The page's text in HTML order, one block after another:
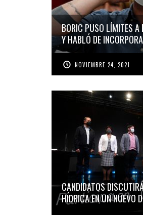
BORIC PUSO LÍMITES A
Y HABLÓ DE
NOVIEMBRE 24, 2021
CANDIDATOS
HÍDRICA EN UN NUEVO